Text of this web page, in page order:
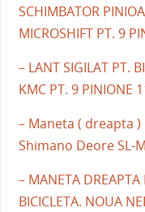
SCHIMBATOR
MICROSHIFT PT. 9
– LANT SIGILAT PT.
KMC PT. 9 PINIONE
– Maneta ( dreapta
Shimano Deore SL-
– MANETA
BICICLETA. NOUA